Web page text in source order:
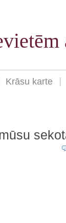
Krāsu karte